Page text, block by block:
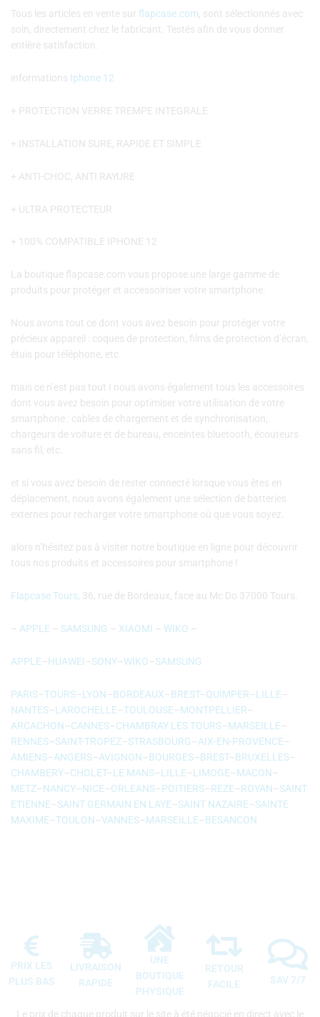
Tous les articles en vente sur flapcase.com, sont sélectionnés avec
soin, directement chez le fabricant. Testés afin de vous donner
entière satisfaction.
informations Iphone 12
+ PROTECTION VERRE TREMPE INTEGRALE
+ INSTALLATION SURE, RAPIDE ET SIMPLE
+ ANTI-CHOC, ANTI RAYURE
+ ULTRA PROTECTEUR
+ 100% COMPATIBLE IPHONE 12
La boutique flapcase.com vous propose une large gamme de
produits pour protéger et accessoiriser votre smartphone.
Nous avons tout ce dont vous avez besoin pour protéger votre
précieux appareil : coques de protection, films de protection d’écran,
étuis pour téléphone, etc.
mais ce n’est pas tout ! nous avons également tous les accessoires
dont vous avez besoin pour optimiser votre utilisation de votre
smartphone : cables de chargement et de synchronisation,
chargeurs de voiture et de bureau, enceintes bluetooth, écouteurs
sans fil, etc.
et si vous avez besoin de rester connecté lorsque vous êtes en
déplacement, nous avons également une sélection de batteries
externes pour recharger votre smartphone où que vous soyez.
alors n’hésitez pas à visiter notre boutique en ligne pour découvrir
tous nos produits et accessoires pour smartphone !
Flapcase Tours, 36, rue de Bordeaux, face au Mc Do 37000 Tours.
– APPLE – SAMSUNG – XIAOMI – WIKO –
APPLE–HUAWEI–SONY–WIKO–SAMSUNG
PARIS–TOURS–LYON–BORDEAUX–BREST–QUIMPER–LILLE–
NANTES–LAROCHELLE–TOULOUSE–MONTPELLIER–
ARCACHON–CANNES–CHAMBRAY LES TOURS–MARSEILLE–
RENNES–SAINT-TROPEZ–STRASBOURG–AIX-EN-PROVENCE–
AMIENS–ANGERS–AVIGNON–BOURGES–BREST–BRUXELLES–
CHAMBERY–CHOLET–LE MANS–LILLE–LIMOGE–MACON–
METZ–NANCY–NICE–ORLEANS–POITIERS–REZE–ROYAN–SAINT
ETIENNE–SAINT GERMAIN EN LAYE–SAINT NAZAIRE–SAINTE
MAXIME–TOULON–VANNES–MARSEILLE–BESANCON
PRIX LES
PLUS BAS
LIVRAISON
RAPIDE
UNE
BOUTIQUE
PHYSIQUE
RETOUR
FACILE
SAV 7/7
Le prix de chaque produit sur le site à été négocié en direct avec le